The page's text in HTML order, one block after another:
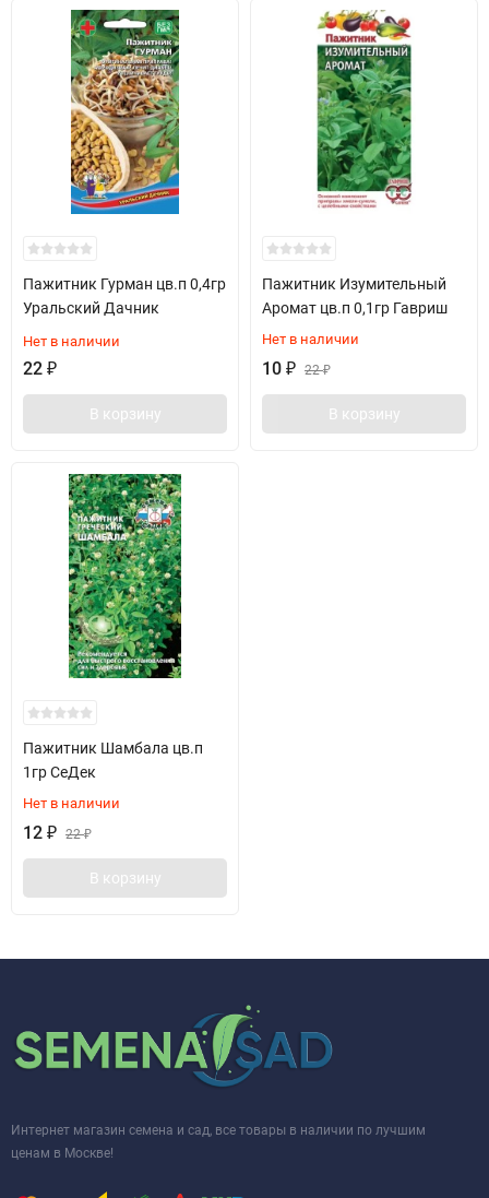
Пажитник Гурман цв.п 0,4гр
Уральский Дачник
Нет в наличии
22 ₽
В корзину
Пажитник Изумительный
Аромат цв.п 0,1гр Гавриш
Нет в наличии
10 ₽ 22₽
В корзину
Пажитник Шамбала цв.п
1гр СеДек
Нет в наличии
12 ₽ 22₽
В корзину
Интернет магазин семена и сад, все товары в наличии по лучшим
ценам в Москве!